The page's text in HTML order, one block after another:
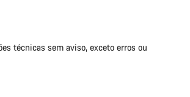
técnicas sem aviso, exceto erros ou